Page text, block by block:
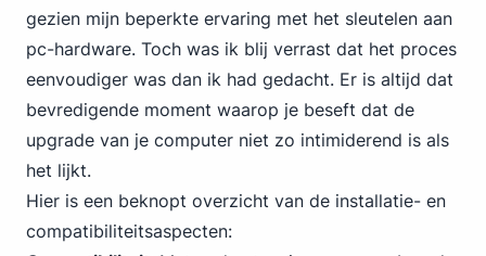
gezien mijn beperkte ervaring met het sleutelen aan
pc-hardware. Toch was ik blij verrast dat het proces
eenvoudiger was dan ik had gedacht. Er is altijd dat
bevredigende moment waarop je beseft dat de
upgrade van je computer niet zo intimiderend is als
het lijkt.
Hier is een beknopt overzicht van de installatie- en
compatibiliteitsaspecten: